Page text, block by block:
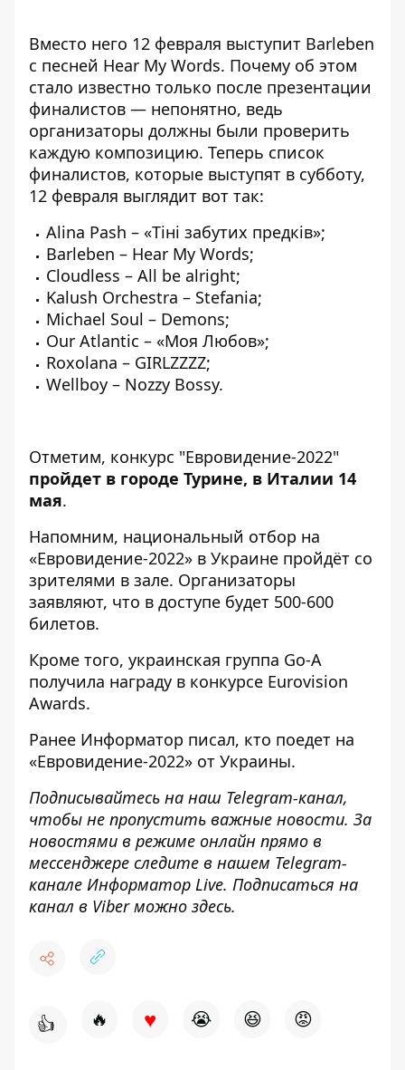
Вместо него 12 февраля выступит Barleben
с песней Hear My Words. Почему об этом
стало известно только после презентации
финалистов — непонятно, ведь
организаторы должны были проверить
каждую композицию. Теперь список
финалистов, которые выступят в субботу,
12 февраля выглядит вот так:
Alina Pash – «Тіні забутих предків»;
Barleben – Hear My Words;
Cloudless – All be alright;
Kalush Orchestra – Stefania;
Michael Soul – Demons;
Our Atlantic – «Моя Любов»;
Roxolana – GIRLZZZZ;
Wellboy – Nozzy Bossy.
Отметим, конкурс "Евровидение-2022"
пройдет в городе Турине, в Италии 14
мая.
Напомним, национальный отбор на
«Евровидение-2022» в Украине пройдёт со
зрителями в зале. Организаторы
заявляют, что в доступе будет 500-600
билетов.
Кроме того, украинская группа Go-A
получила награду в конкурсе Eurovision
Awards.
Ранее Информатор писал, кто поедет на
«Евровидение-2022» от Украины.
Подписывайтесь на наш Telegram-канал,
чтобы не пропустить важные новости. За
новостями в режиме онлайн прямо в
мессенджере следите в нашем Telegram-
канале Информатор Live. Подписаться на
канал в Viber можно здесь.
👍 🔥 ♥ 😭 😆 😡